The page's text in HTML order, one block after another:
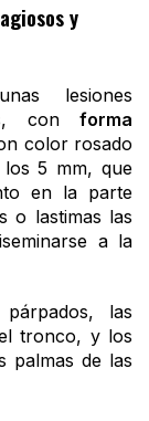
y
lesiones
conforma
color rosado
5 mm, que
en la parte
o lastimas las
a la
las
tronco, y los
palmas de las